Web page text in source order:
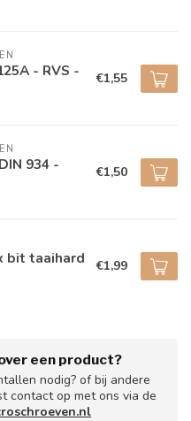
- RVS - €1,55
934 - €1,50
bit taaihard €1,99
een product?
nodig? of bij andere
contact op met ons via de